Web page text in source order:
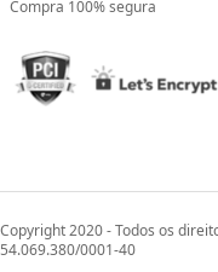
Compra 100% segura
Copyright 2020 - Todos os
54.069.380/0001-40